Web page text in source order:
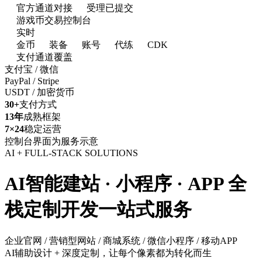
官方通道对接
受理已提交
游戏币交易控制台
实时
金币
装备 账号 代练
CDK
支付通道覆盖
支付宝 / 微信
PayPal / Stripe
USDT / 加密货币
30+支付方式
13年成熟框架
7×24稳定运营
控制台界面为服务示意
AI + FULL-STACK SOLUTIONS
AI智能建站 · 小程序 · APP 全
栈定制开发一站式服务
企业官网 / 营销型网站 / 商城系统 / 微信小程序 / 移动APP
AI辅助设计 + 深度定制，让每个像素都为转化而生